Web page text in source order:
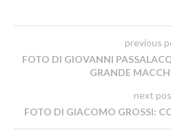
previous
FOTO DI GIOVANNI
GRANDE
next
FOTO DI GIACOMO GROSSI: